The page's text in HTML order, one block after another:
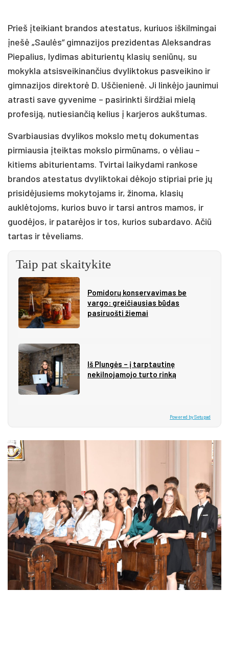
Prieš įteikiant brandos atestatus, kuriuos iškilmingai
įnešė „Saulės“ gimnazijos prezidentas Aleksandras
Piepalius, lydimas abiturientų klasių seniūnų, su
mokykla atsisveikinančius dvyliktokus pasveikino ir
gimnazijos direktorė D. Uščienienė. Ji linkėjo jaunimui
atrasti save gyvenime – pasirinkti širdžiai mielą
profesiją, nutiesiančią kelius į karjeros aukštumas.
Svarbiausias dvylikos mokslo metų dokumentas
pirmiausia įteiktas mokslo pirmūnams, o vėliau –
kitiems abiturientams. Tvirtai laikydami rankose
brandos atestatus dvyliktokai dėkojo stipriai prie jų
prisidėjusiems mokytojams ir, žinoma, klasių
auklėtojoms, kurios buvo ir tarsi antros mamos, ir
guodėjos, ir patarėjos ir tos, kurios subardavo. Ačiū
tartas ir tėveliams.
Taip pat skaitykite
Pomidorų konservavimas be
vargo: greičiausias būdas
pasiruošti žiemai
Iš Plungės – į tarptautinę
nekilnojamojo turto rinką
Powered by Setupad